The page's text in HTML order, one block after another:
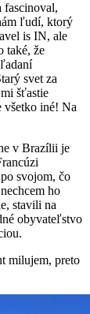
fascinoval,
ľudí, ktorý
is IN, ale
také, že
svet za
šťastie
všetko iné! Na
v Brazílii je
svojom, čo
ho
stavili na
obyvateľstvo
milujem, preto